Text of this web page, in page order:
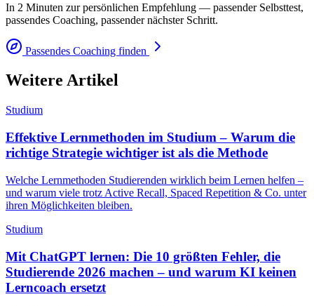
In 2 Minuten zur persönlichen Empfehlung — passender Selbsttest,
passendes Coaching, passender nächster Schritt.
Passendes Coaching finden
Weitere Artikel
Studium
Effektive Lernmethoden im Studium – Warum die
richtige Strategie wichtiger ist als die Methode
Welche Lernmethoden Studierenden wirklich beim Lernen helfen –
und warum viele trotz Active Recall, Spaced Repetition & Co. unter
ihren Möglichkeiten bleiben.
Studium
Mit ChatGPT lernen: Die 10 größten Fehler, die
Studierende 2026 machen – und warum KI keinen
Lerncoach ersetzt